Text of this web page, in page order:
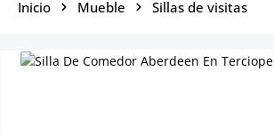
Inicio Mueble Sillas de visitas